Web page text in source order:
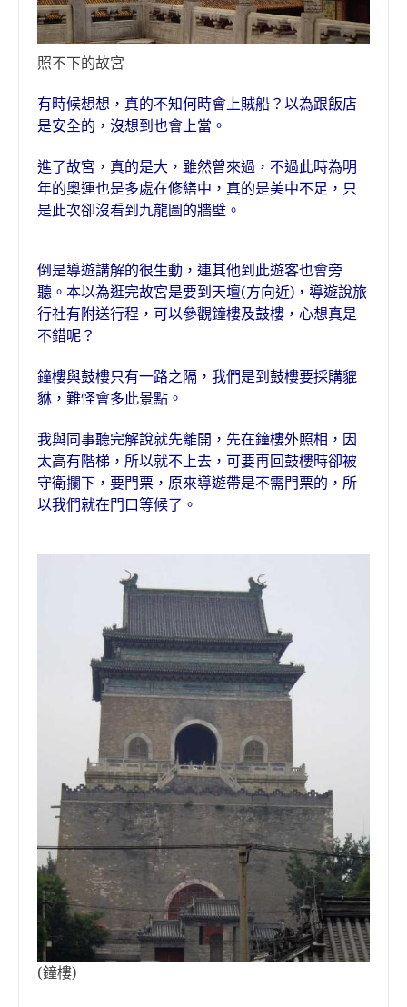
照不下的故宮
有時候想想，真的不知何時會上賊船？以為跟飯店
是安全的，沒想到也會上當。
進了故宮，真的是大，雖然曾來過，不過此時為明
年的奧運也是多處在修繕中，真的是美中不足，只
是此次卻沒看到九龍圖的牆壁。
倒是導遊講解的很生動，連其他到此遊客也會旁
聽。本以為逛完故宮是要到天壇(方向近)，導遊說旅
行社有附送行程，可以參觀鐘樓及鼓樓，心想真是
不錯呢？
鐘樓與鼓樓只有一路之隔，我們是到鼓樓要採購貔
貅，難怪會多此景點。
我與同事聽完解說就先離開，先在鐘樓外照相，因
太高有階梯，所以就不上去，可要再回鼓樓時卻被
守衛攔下，要門票，原來導遊帶是不需門票的，所
以我們就在門口等候了。
(鐘樓)